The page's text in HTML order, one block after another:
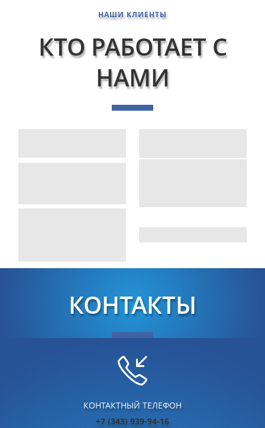
НАШИ КЛИЕНТЫ
КТО РАБОТАЕТ С
НАМИ
КОНТАКТЫ
КОНТАКТНЫЙ ТЕЛЕФОН
+7 (343) 939-94-16